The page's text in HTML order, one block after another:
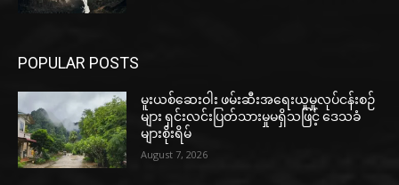
POPULAR POSTS
မူးယစ်ဆေးဝါး ဖမ်းဆီးအရေးယူမှုလုပ်ငန်းစဉ်
များ ရှင်းလင်းပြတ်သားမှုမရှိသဖြင့် ဒေသခံ
များစိုးရိမ်
August 7, 2026